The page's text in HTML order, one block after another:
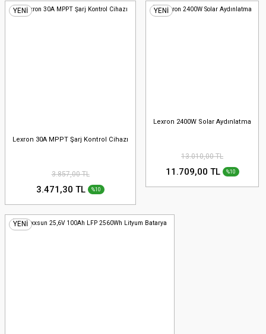
YENİ
Lexron 30A MPPT Şarj Kontrol Cihazı
3.857,00 TL
3.471,30 TL %10
YENİ
Lexron 2400W Solar Aydınlatma
13.010,00 TL
11.709,00 TL %10
YENİ